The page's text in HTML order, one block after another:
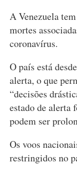
A Venezuela
mortes
coronavírus.
O país está
alerta, o que
“decisões
estado de alerta
podem ser
Os voos
restringidos no